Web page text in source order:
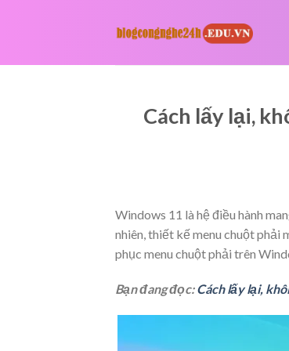
Cách lấy lại,
Windows 11 là hệ điều hành
nhiên, thiết kế menu chuột phải
phục menu chuột phải trên
Bạn đang đọc:Cách lấy lại,